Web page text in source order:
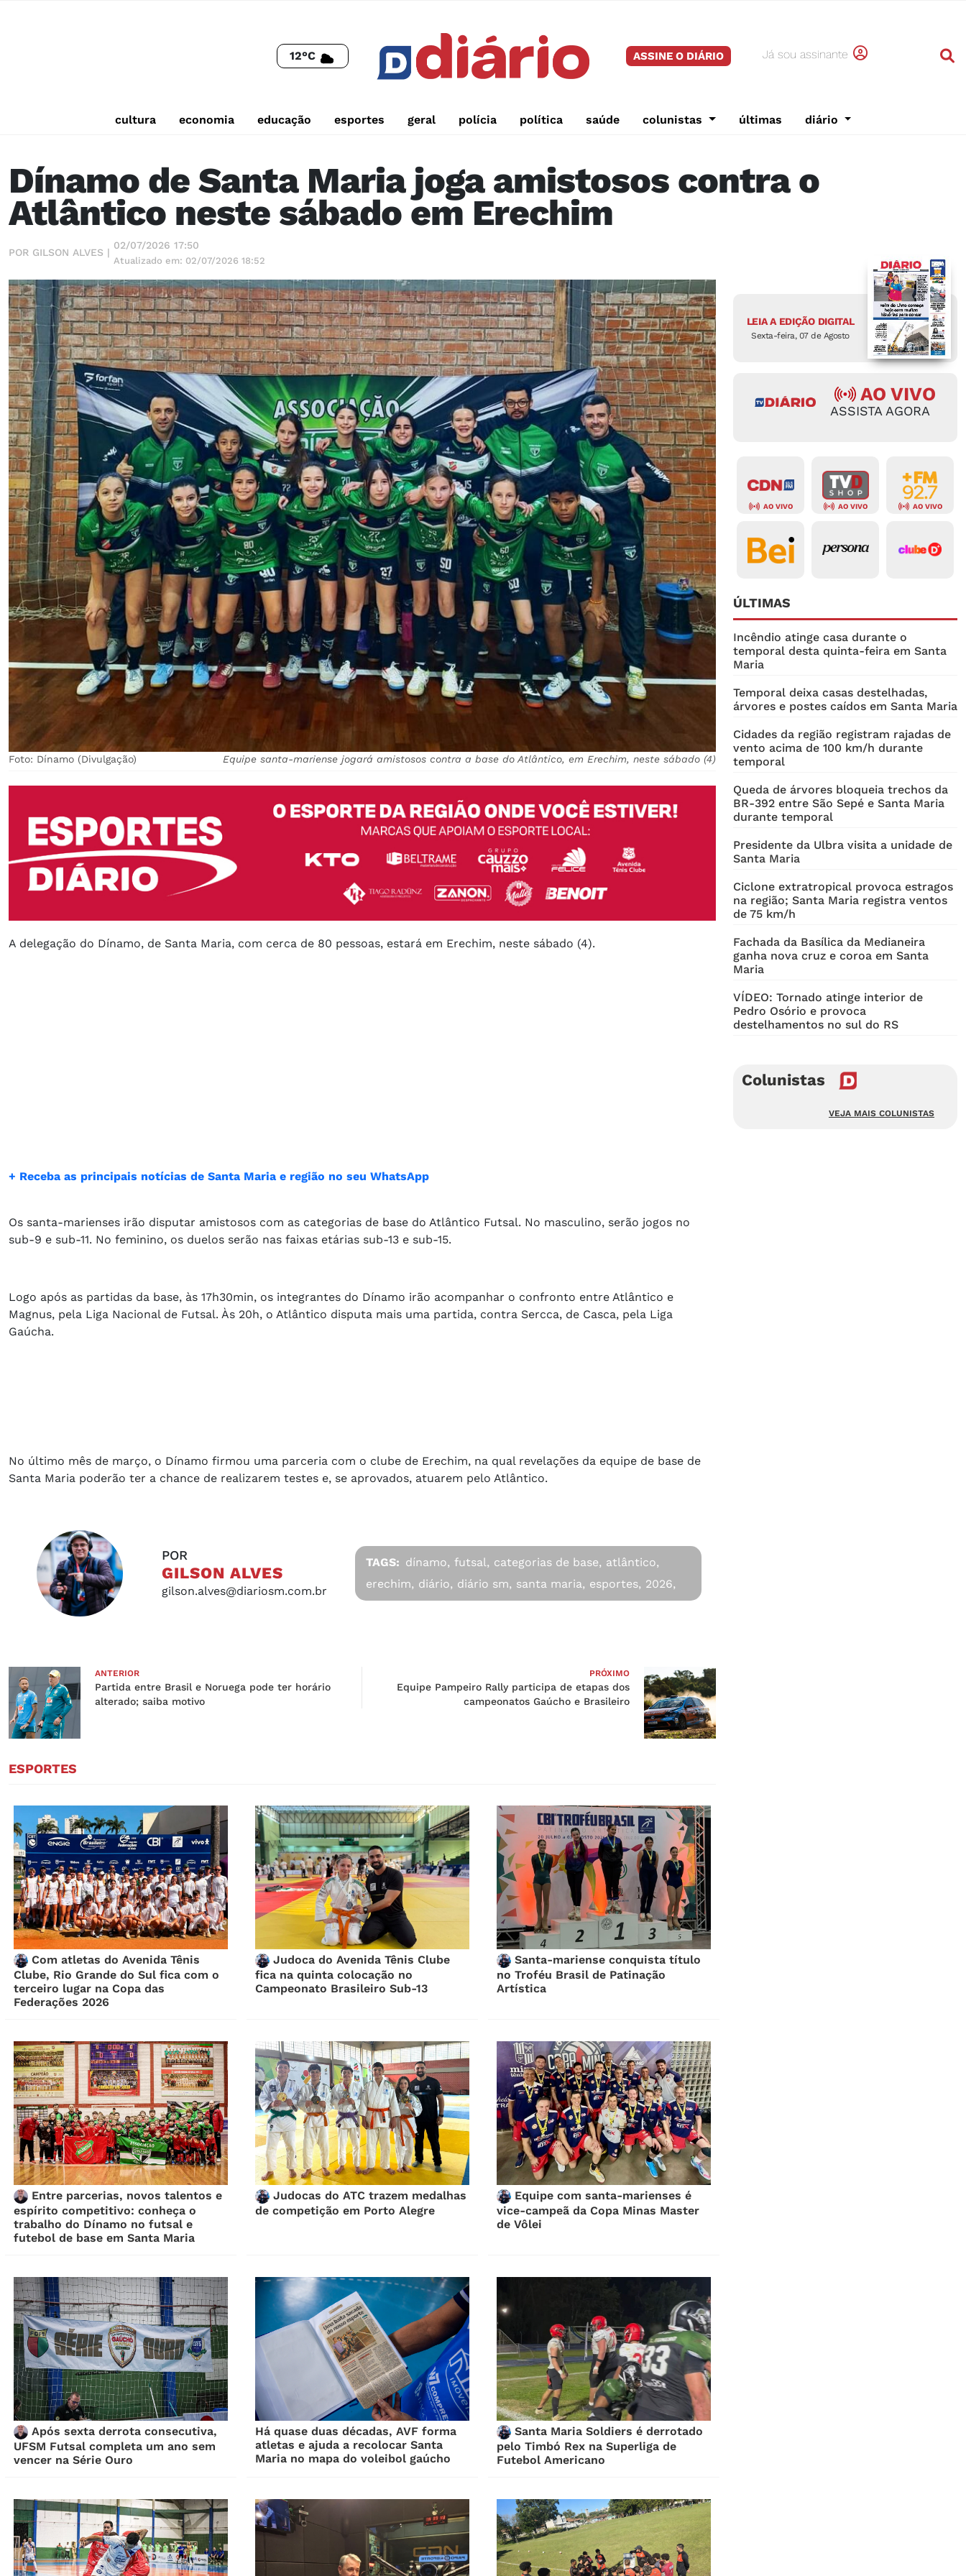
12°C ASSINE O DIÁRIO Já sou assinante
cultura economia educação esportes geral polícia política saúde colunistas últimas diário
Dínamo de Santa Maria joga amistosos contra o
Atlântico neste sábado em Erechim
POR GILSON ALVES |
02/07/2026 17:50
Atualizado em: 02/07/2026 18:52
Foto: Dínamo (Divulgação) Equipe santa-mariense jogará amistosos contra a base do Atlântico, em Erechim, neste sábado (4)
A delegação do Dínamo, de Santa Maria, com cerca de 80 pessoas, estará em Erechim, neste sábado (4).
+ Receba as principais notícias de Santa Maria e região no seu WhatsApp
Os santa-marienses irão disputar amistosos com as categorias de base do Atlântico Futsal. No masculino, serão jogos no
sub-9 e sub-11. No feminino, os duelos serão nas faixas etárias sub-13 e sub-15.
Logo após as partidas da base, às 17h30min, os integrantes do Dínamo irão acompanhar o confronto entre Atlântico e
Magnus, pela Liga Nacional de Futsal. Às 20h, o Atlântico disputa mais uma partida, contra Sercca, de Casca, pela Liga
Gaúcha.
No último mês de março, o Dínamo firmou uma parceria com o clube de Erechim, na qual revelações da equipe de base de
Santa Maria poderão ter a chance de realizarem testes e, se aprovados, atuarem pelo Atlântico.
POR
GILSON ALVES
gilson.alves@diariosm.com.br
TAGS: dínamo, futsal, categorias de base, atlântico,
erechim, diário, diário sm, santa maria, esportes, 2026,
ANTERIOR
Partida entre Brasil e Noruega pode ter horário
alterado; saiba motivo
PRÓXIMO
Equipe Pampeiro Rally participa de etapas dos
campeonatos Gaúcho e Brasileiro
ESPORTES
Com atletas do Avenida Tênis
Clube, Rio Grande do Sul fica com o
terceiro lugar na Copa das
Federações 2026
Judoca do Avenida Tênis Clube
fica na quinta colocação no
Campeonato Brasileiro Sub-13
Santa-mariense conquista título
no Troféu Brasil de Patinação
Artística
Entre parcerias, novos talentos e
espírito competitivo: conheça o
trabalho do Dínamo no futsal e
futebol de base em Santa Maria
Judocas do ATC trazem medalhas
de competição em Porto Alegre
Equipe com santa-marienses é
vice-campeã da Copa Minas Master
de Vôlei
Após sexta derrota consecutiva,
UFSM Futsal completa um ano sem
vencer na Série Ouro
Há quase duas décadas, AVF forma
atletas e ajuda a recolocar Santa
Maria no mapa do voleibol gaúcho
Santa Maria Soldiers é derrotado
pelo Timbó Rex na Superliga de
Futebol Americano
LEIA A EDIÇÃO DIGITAL
Sexta-feira, 07 de Agosto
AO VIVO
ASSISTA AGORA
AO VIVO AO VIVO AO VIVO
ÚLTIMAS
Incêndio atinge casa durante o
temporal desta quinta-feira em Santa
Maria
Temporal deixa casas destelhadas,
árvores e postes caídos em Santa Maria
Cidades da região registram rajadas de
vento acima de 100 km/h durante
temporal
Queda de árvores bloqueia trechos da
BR-392 entre São Sepé e Santa Maria
durante temporal
Presidente da Ulbra visita a unidade de
Santa Maria
Ciclone extratropical provoca estragos
na região; Santa Maria registra ventos
de 75 km/h
Fachada da Basílica da Medianeira
ganha nova cruz e coroa em Santa
Maria
VÍDEO: Tornado atinge interior de
Pedro Osório e provoca
destelhamentos no sul do RS
Colunistas
VEJA MAIS COLUNISTAS